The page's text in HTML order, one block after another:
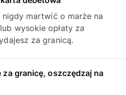
nigdy martwić o marże na
wysokie opłaty za
za granicą.
za granicę, oszczędzaj na